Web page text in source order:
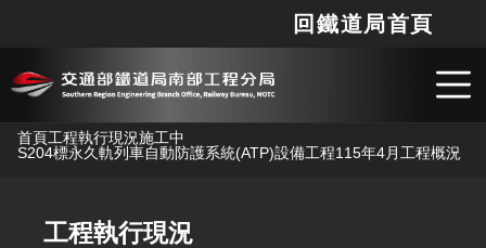
跳到主要內容
回鐵道局首頁
首頁工程執行現況施工中
S204標永久軌列車自動防護系統(ATP)設備工程115年4月工程概況
工程執行現況